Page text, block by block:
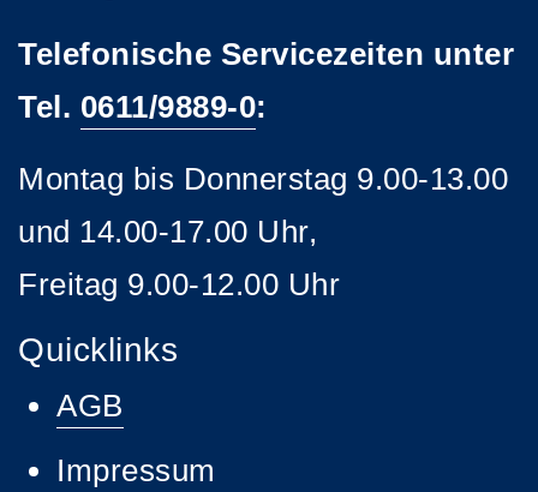
Telefonische Servicezeiten unter
Tel. 0611/9889-0:
Montag bis Donnerstag 9.00-13.00
und 14.00-17.00 Uhr,
Freitag 9.00-12.00 Uhr
Quicklinks
AGB
Impressum